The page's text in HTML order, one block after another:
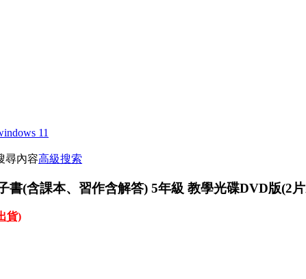
11
尋內容高級搜索
書(含課本、習作含解答) 5年級 教學光碟DVD版(2
貨)